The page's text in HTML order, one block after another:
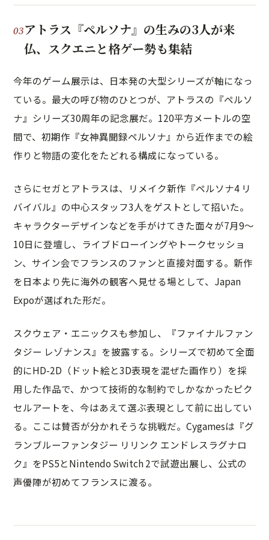
アトラス『ペルソナ』の生みの3人が来
仏、スクエニと格ゲー勢も集結
今年のゲーム展示は、日本発の大型シリーズが軸になっ
ている。最大の呼び物のひとつが、アトラスの『ペルソ
ナ』シリーズ30周年の記念展だ。120平方メートルの空
間で、初期作『女神異聞録ペルソナ』から近作までの絵
作りと物語の変化をたどれる構成になっている。
さらにセガとアトラスは、リメイク新作『ペルソナ4 リ
バイバル』の中心スタッフ3人をゲストとして招いた。
キャラクターデザインなどを手がけてきた面々が7月9〜
10日に登壇し、ライブドローイングやトークセッショ
ン、サイン会でフランスのファンと直接対面する。新作
を日本より先に海外の観客へ見せる場として、Japan
Expoが選ばれた形だ。
スクウェア・エニックスも参加し、『ファイナルファン
タジー レゾナンス』を披露する。シリーズで初めて全面
的にHD-2D（ドット絵と3D表現を混ぜた画作り）を採
用した作品で、かつて技術的な制約でしかなかったピク
セルアートを、今はあえて選ぶ表現として前に出してい
る。ここは賛否が分かれそうな挑戦だ。Cygamesは『グ
ランブルーファンタジー リリンク エンドレスラグナロ
ク』をPS5とNintendo Switch 2で試遊出展し、公式の
声優陣が初めてフランスに渡る。